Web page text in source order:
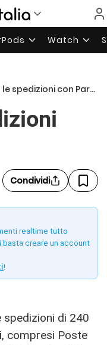
Watch
spedizioni con Parcel
Condividi
realtime tutto
basta creare un account
!
spedizioni di 240
compresi Poste